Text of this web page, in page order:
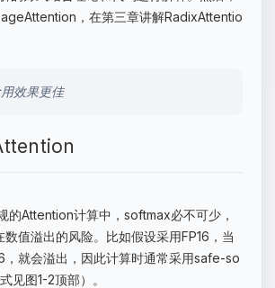
，在第三章讲解RadixAttentio
效果更佳
的Attention计算中，softmax必不可少，
值溢出的风险。比如假设采用FP16，当
就会溢出，因此计算时通常采用safe-so
见图1-2顶部）。